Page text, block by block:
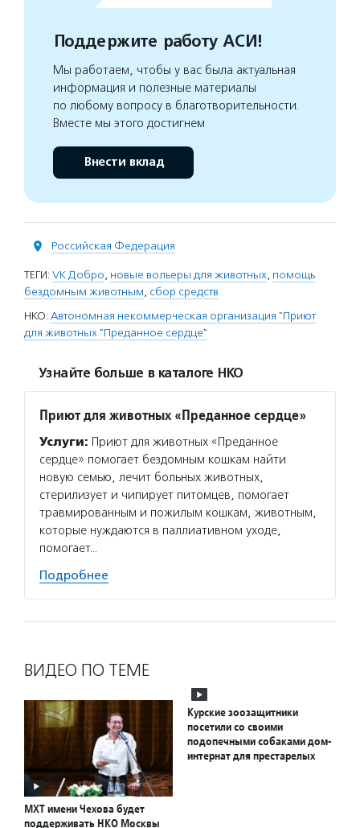
Поддержите работу АСИ!
Мы работаем, чтобы у вас была актуальная
информация и полезные материалы
по любому вопросу в благотворительности.
Вместе мы этого достигнем
Внести вклад
Российская Федерация
ТЕГИ: VK Добро, новые вольеры для животных, помощь
бездомным животным, сбор средств
НКО: Автономная некоммерческая организация "Приют
для животных "Преданное сердце"
Узнайте больше в каталоге НКО
Приют для животных «Преданное сердце»
Услуги: Приют для животных «Преданное
сердце» помогает бездомным кошкам найти
новую семью, лечит больных животных,
стерилизует и чипирует питомцев, помогает
травмированным и пожилым кошкам, животным,
которые нуждаются в паллиативном уходе,
помогает…
Подробнее
ВИДЕО ПО ТЕМЕ
МХТ имени Чехова будет
поддерживать НКО Москвы
Курские зоозащитники
посетили со своими
подопечными собаками дом-
интернат для престарелых